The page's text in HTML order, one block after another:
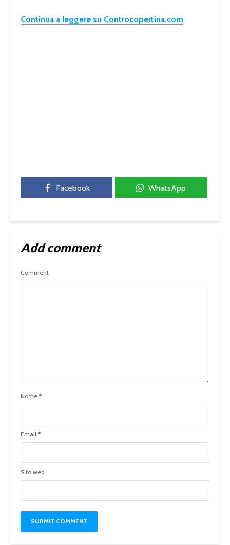
Continua a leggere su Controcopertina.com
Facebook WhatsApp
Add comment
Comment
Nome *
Email *
Sito web